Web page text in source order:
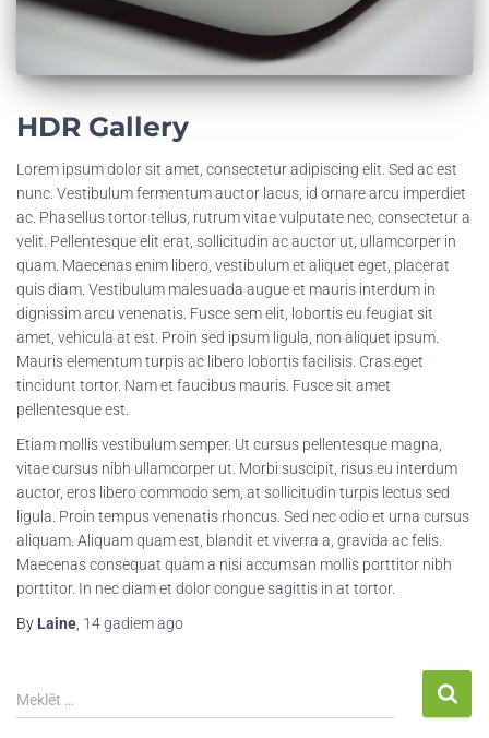
HDR Gallery
Lorem ipsum dolor sit amet, consectetur adipiscing elit. Sed ac est
nunc. Vestibulum fermentum auctor lacus, id ornare arcu imperdiet
ac. Phasellus tortor tellus, rutrum vitae vulputate nec, consectetur a
velit. Pellentesque elit erat, sollicitudin ac auctor ut, ullamcorper in
quam. Maecenas enim libero, vestibulum et aliquet eget, placerat
quis diam. Vestibulum malesuada augue et mauris interdum in
dignissim arcu venenatis. Fusce sem elit, lobortis eu feugiat sit
amet, vehicula at est. Proin sed ipsum ligula, non aliquet ipsum.
Mauris elementum turpis ac libero lobortis facilisis. Cras eget
tincidunt tortor. Nam et faucibus mauris. Fusce sit amet
pellentesque est.
Etiam mollis vestibulum semper. Ut cursus pellentesque magna,
vitae cursus nibh ullamcorper ut. Morbi suscipit, risus eu interdum
auctor, eros libero commodo sem, at sollicitudin turpis lectus sed
ligula. Proin tempus venenatis rhoncus. Sed nec odio et urna cursus
aliquam. Aliquam quam est, blandit et viverra a, gravida ac felis.
Maecenas consequat quam a nisi accumsan mollis porttitor nibh
porttitor. In nec diam et dolor congue sagittis in at tortor.
By Laine 14 gadiemago
Meklēt …